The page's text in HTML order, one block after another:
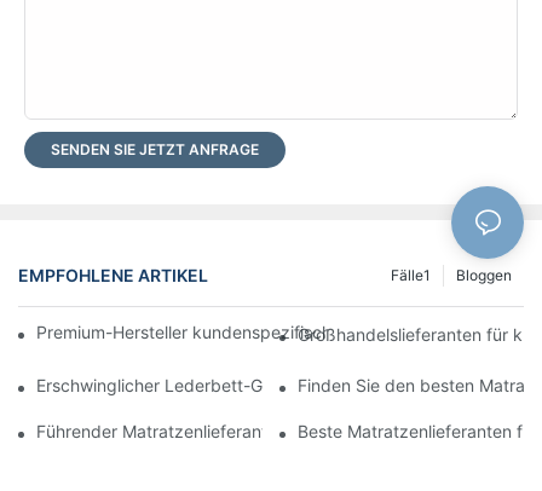
SENDEN SIE JETZT ANFRAGE
EMPFOHLENE ARTIKEL Bloggen
Fälle1
Premium-Hersteller kundenspezifischer Hotelmatratzen für Ihr
Großhandelslieferanten für
Erschwinglicher Lederbett-Großhandel für Ihr
Finden Sie den besten
Führender Matratzenlieferant für Ihre Geschäftsanforderungen
Beste Matratzenlieferanten